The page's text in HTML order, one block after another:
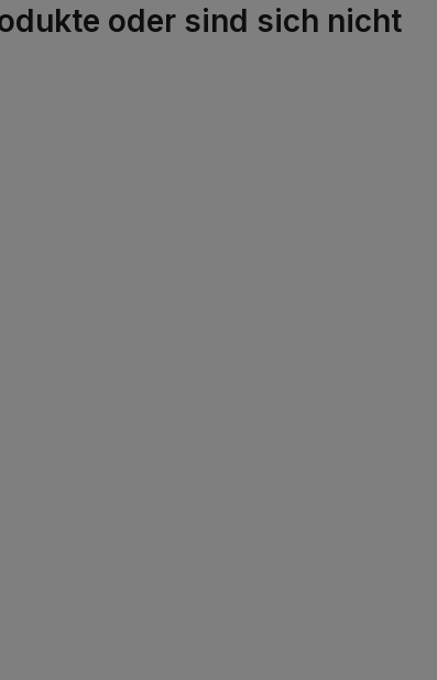
oder sind sich nicht